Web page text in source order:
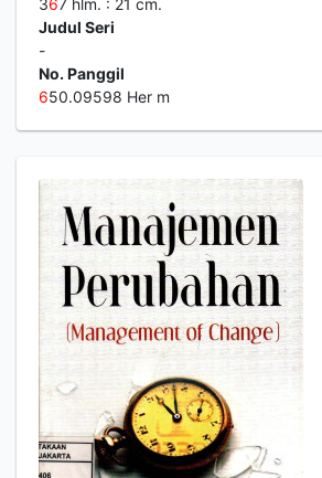
367 hlm. : 21 cm.
Judul Seri
-
No. Panggil
650.09598 Her m